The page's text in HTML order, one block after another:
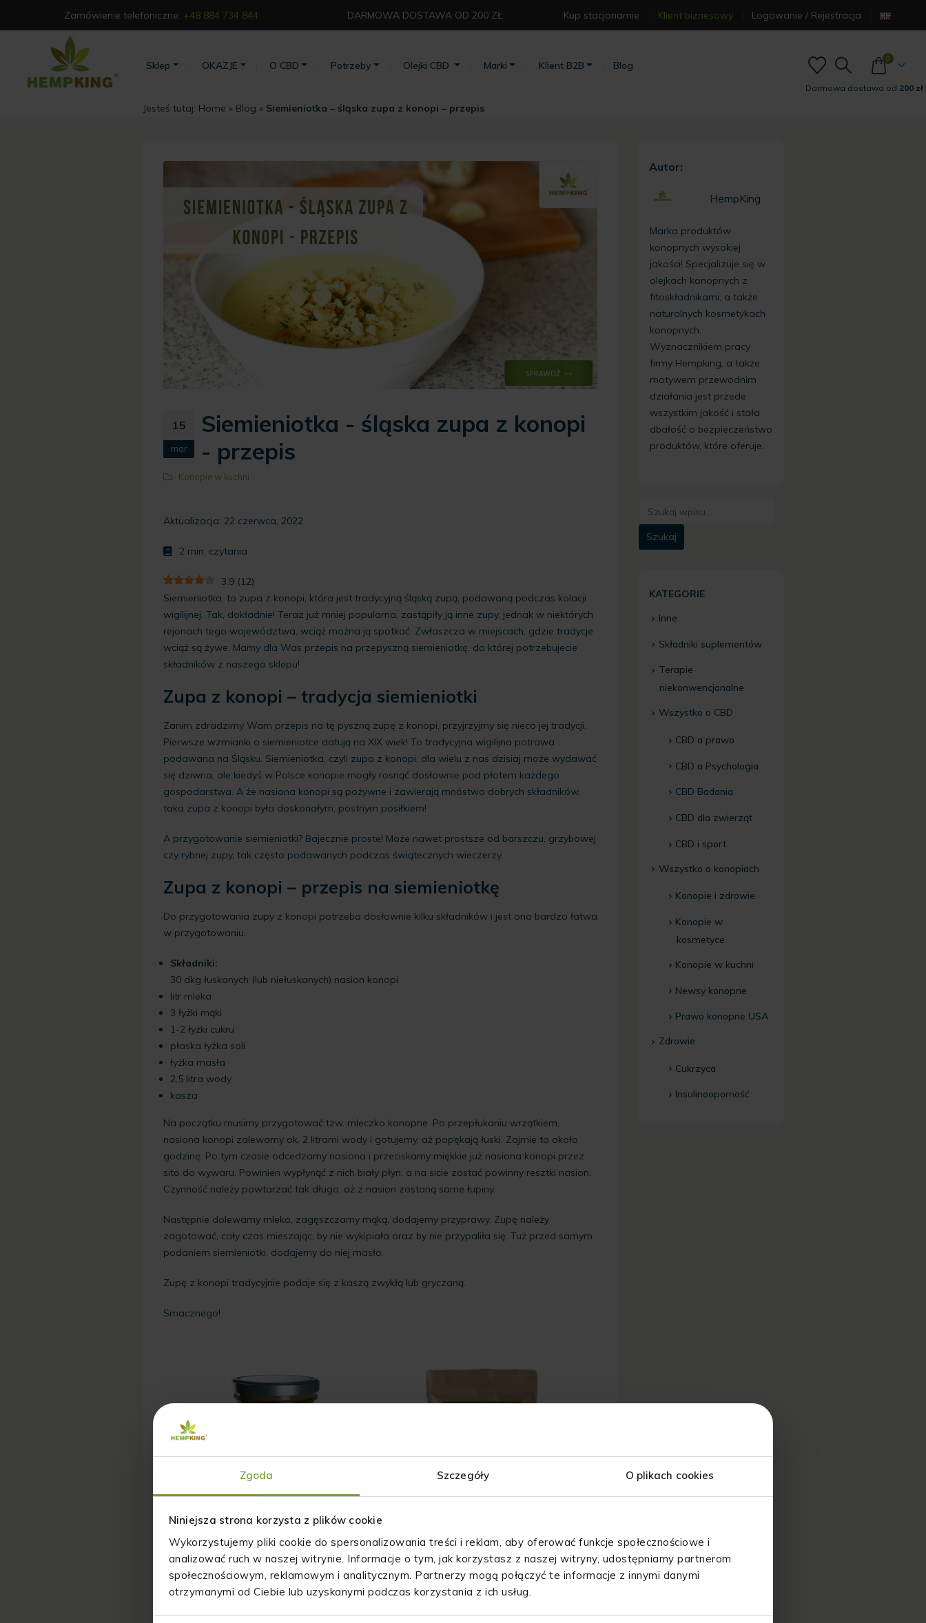
Zgoda Szczegóły O plikach cookies
Niniejsza strona korzysta z plików cookie
Wykorzystujemy pliki cookie do spersonalizowania treści i reklam, aby oferować funkcje społecznościowe i
analizować ruch w naszej witrynie. Informacje o tym, jak korzystasz z naszej witryny, udostępniamy partnerom
społecznościowym, reklamowym i analitycznym. Partnerzy mogą połączyć te informacje z innymi danymi
otrzymanymi od Ciebie lub uzyskanymi podczas korzystania z ich usług.
Zamówienie telefoniczne: +48 884 734 844 DARMOWA DOSTAWA OD 200 ZŁ⁣ Kup stacjonarnie Klient biznesowy Logowanie / Rejestracja
Sklep OKAZJE O CBD Potrzeby Olejki CBD Marki Klient B2B Blog
0
Darmowa dostawa od 200 zł
Jesteś tutaj: Home » Blog » Siemieniotka – śląska zupa z konopi – przepis
15
mar
Siemieniotka - śląska zupa z konopi
- przepis
Konopie w kuchni
Aktualizacja: 22 czerwca, 2022
2 min. czytania
3.9 (12)
Siemieniotka, to zupa z konopi, która jest tradycyjną śląską zupą, podawaną podczas kolacji
wigilijnej. Tak, dokładnie! Teraz już mniej popularna, zastąpiły ją inne zupy, jednak w niektórych
rejonach tego województwa, wciąż można ją spotkać. Zwłaszcza w miejscach, gdzie tradycje
wciąż są żywe. Mamy dla Was przepis na przepyszną siemieniotkę, do której potrzebujecie
składników z naszego sklepu!
Zupa z konopi – tradycja siemieniotki
Zanim zdradzimy Wam przepis na tę pyszną zupę z konopi, przyjrzyjmy się nieco jej tradycji.
Pierwsze wzmianki o siemieniotce datują na XIX wiek! To tradycyjna wigilijna potrawa
podawana na Śląsku. Siemieniotka, czyli zupa z konopi, dla wielu z nas dzisiaj może wydawać
się dziwna, ale kiedyś w Polsce konopie mogły rosnąć dosłownie pod płotem każdego
gospodarstwa. A że nasiona konopi są pożywne i zawierają mnóstwo dobrych składników,
taka zupa z konopi była doskonałym, postnym posiłkiem!
A przygotowanie siemieniotki? Bajecznie proste! Może nawet prostsze od barszczu, grzybowej
czy rybnej zupy, tak często podawanych podczas świątecznych wieczerzy.
Zupa z konopi – przepis na siemieniotkę
Do przygotowania zupy z konopi potrzeba dosłownie kilku składników i jest ona bardzo łatwa
w przygotowaniu.
Składniki:
30 dkg łuskanych (lub niełuskanych) nasion konopi
litr mleka
3 łyżki mąki
1-2 łyżki cukru
płaska łyżka soli
łyżka masła
2,5 litra wody
kasza
Na początku musimy przygotować tzw. mleczko konopne. Po przepłukaniu wrzątkiem,
nasiona konopi zalewamy ok. 2 litrami wody i gotujemy, aż popękają łuski. Zajmie to około
godzinę. Po tym czasie odcedzamy nasiona i przeciskamy miękkie już nasiona konopi przez
sito do wywaru. Powinien wypłynąć z nich biały płyn, a na sicie zostać powinny resztki nasion.
Czynność należy powtarzać tak długo, aż z nasion zostaną same łupiny.
Następnie dolewamy mleko, zagęszczamy mąką, dodajemy przyprawy. Zupę należy
zagotować, cały czas mieszając, by nie wykipiała oraz by nie przypaliła się. Tuż przed samym
podaniem siemieniotki, dodajemy do niej masło.
Zupę z konopi tradycyjnie podaje się z kaszą zwykłą lub gryczaną.
Smacznego!
Autor:
HempKing
Marka produktów
konopnych wysokiej
jakości! Specjalizuje się w
olejkach konopnych z
fitoskładnikami, a także
naturalnych kosmetykach
konopnych.
Wyznacznikiem pracy
firmy Hempking, a także
motywem przewodnim
działania jest przede
wszystkim jakość i stała
dbałość o bezpieczeństwo
produktów, które oferuje.
KATEGORIE
Inne
Składniki suplementów
Terapie
niekonwencjonalne
Wszystko o CBD
CBD a prawo
CBD a Psychologia
CBD Badania
CBD dla zwierząt
CBD i sport
Wszystko o konopiach
Konopie i zdrowie
Konopie w
kosmetyce
Konopie w kuchni
Newsy konopne
Prawo konopne USA
Zdrowie
Cukrzyca
Insulinooporność